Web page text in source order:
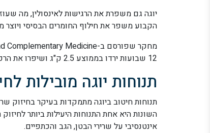
יוגה גם משפרת את הרגישות לאינסולין, מה
הקבוע משפר את חילוף החומרים הבסיסי ויוצר
12 שבועות ירדו בממוצע 2.5 ק"ג ושיפרו את הרכב הגוף שלהן, עם ירידה באחוז השומן ועלייה במסת השריר הרזה.
תנוחות יוגה מובילות
השונות היא אחת התנוחות היעילות ביותר
אינטנסיבי על שרירי הבטן, הגב והכתפיים.